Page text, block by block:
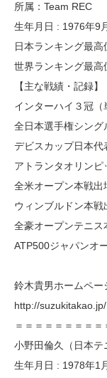
所属：Team REC
生年月日 : 1976年9
日本ランキング最
世界ランキング最高
【主な戦績・記録】
インターハイ３冠（
全日本選手権シング
デビスカップ日本代
アトランタオリンピ
全米オープン本戦出
ウィンブルドン本
全豪オープンテニス
ATP500ジャパンオ
鈴木貴男ホームペー
http://suzukitakao.jp/
＝＝＝＝＝＝＝＝
小野田倫久（日本テ
生年月日 : 1978年1